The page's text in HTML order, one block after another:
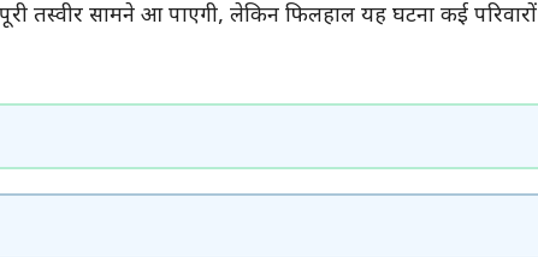
तस्वीर सामने आ पाएगी, लेकिन फिलहाल यह घटना कई